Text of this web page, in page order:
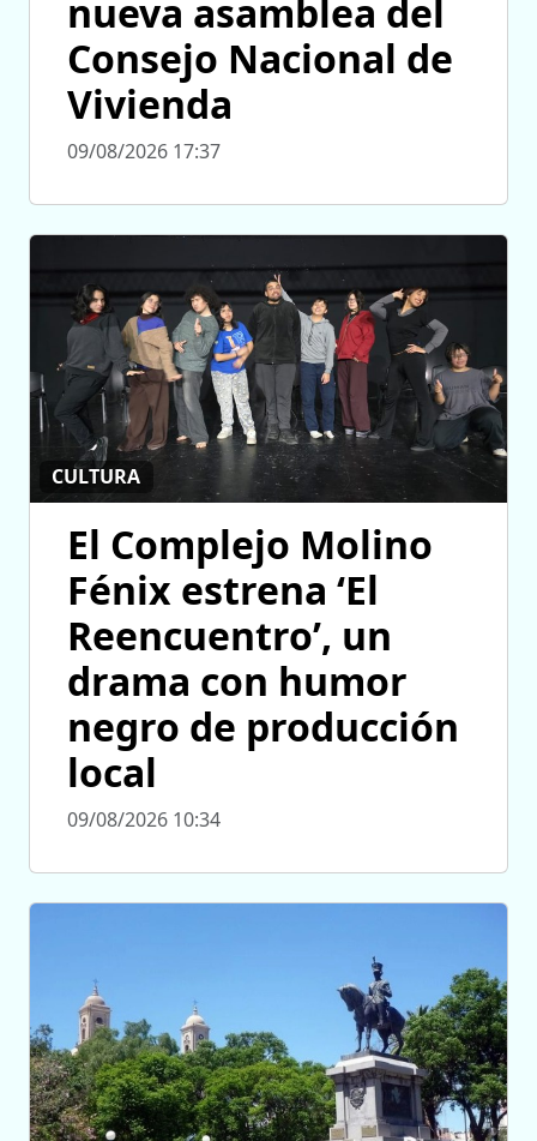
nueva asamblea del
Consejo Nacional de
Vivienda
09/08/2026 17:37
CULTURA
El Complejo Molino
Fénix estrena ‘El
Reencuentro’, un
drama con humor
negro de producción
local
09/08/2026 10:34